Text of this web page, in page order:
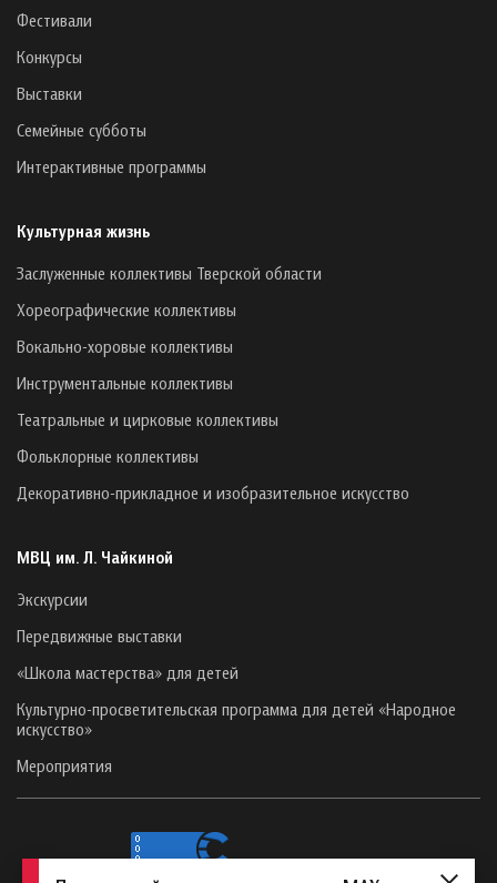
Фестивали
Конкурсы
Выставки
Семейные субботы
Интерактивные программы
Культурная жизнь
Заслуженные коллективы Тверской области
Хореографические коллективы
Вокально-хоровые коллективы
Инструментальные коллективы
Театральные и цирковые коллективы
Фольклорные коллективы
Декоративно-прикладное и изобразительное искусство
МВЦ им. Л. Чайкиной
Экскурсии
Передвижные выставки
«Школа мастерства» для детей
Культурно-просветительская программа для детей «Народное
искусство»
Мероприятия